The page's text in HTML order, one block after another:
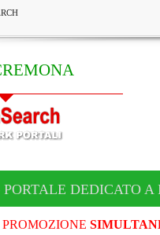
DEDICATO A
PROMOZIONE